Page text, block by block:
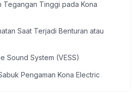
Tegangan Tinggi pada Kona
Saat Terjadi Benturan atau
Sound System (VESS)
Pengaman Kona Electric